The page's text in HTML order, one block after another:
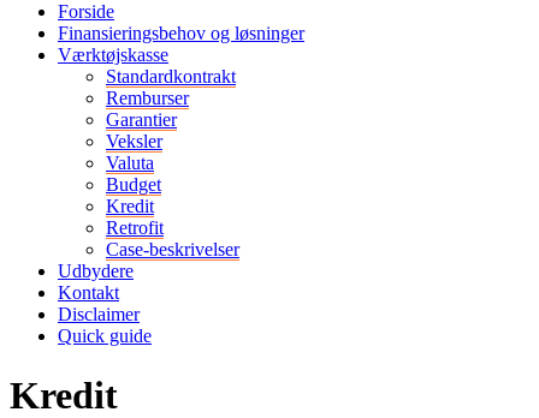
Forside
Finansieringsbehov og løsninger
Værktøjskasse
Standardkontrakt
Remburser
Garantier
Veksler
Valuta
Budget
Kredit
Retrofit
Case-beskrivelser
Udbydere
Kontakt
Disclaimer
Quick guide
Kredit